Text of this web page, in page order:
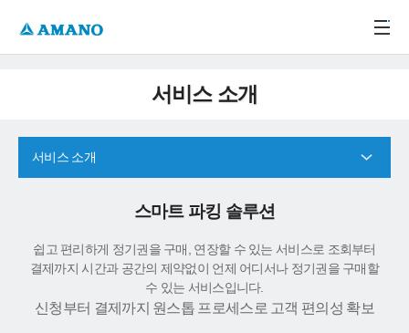
서비스 소개
서비스 소개
스마트 파킹 솔루션
쉽고 편리하게 정기권을 구매, 연장할 수 있는 서비스로 조회부터
결제까지 시간과 공간의 제약없이 언제 어디서나 정기권을 구매할
수 있는 서비스입니다.
신청부터 결제까지 원스톱 프로세스로 고객 편의성 확보